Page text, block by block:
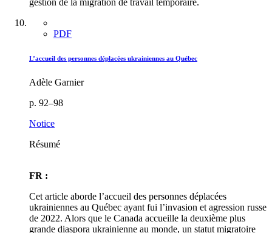
gestion de la migration de travail temporaire.
PDF
L’accueil des personnes déplacées ukrainiennes au Québec
Adèle Garnier
p. 92–98
Notice
Résumé
FR :
Cet article aborde l’accueil des personnes déplacées
ukrainiennes au Québec ayant fui l’invasion et agression russe
de 2022. Alors que le Canada accueille la deuxième plus
grande diaspora ukrainienne au monde, un statut migratoire